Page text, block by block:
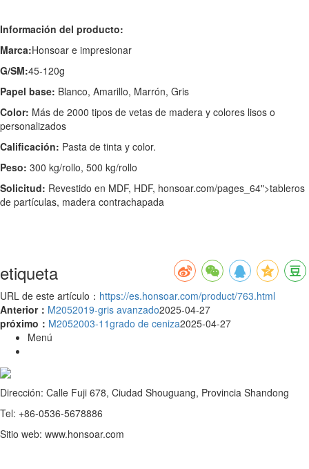
Información del producto:
Marca:Honsoar e impresionar
G/SM:45-120g
Papel base: Blanco, Amarillo, Marrón, Gris
Color: Más de 2000 tipos de vetas de madera y colores lisos o
personalizados
Calificación: Pasta de tinta y color.
Peso: 300 kg/rollo, 500 kg/rollo
Solicitud: Revestido en MDF, HDF, honsoar.com/pages_64">tableros
de partículas, madera contrachapada
etiqueta
URL de este artículo： https://es.honsoar.com/product/763.html
Anterior： M2052019-gris avanzado2025-04-27
próximo： M2052003-11grado de ceniza2025-04-27
Menú
Dirección: Calle Fuji 678, Ciudad Shouguang, Provincia Shandong
Tel: +86-0536-5678886
Sitio web: www.honsoar.com